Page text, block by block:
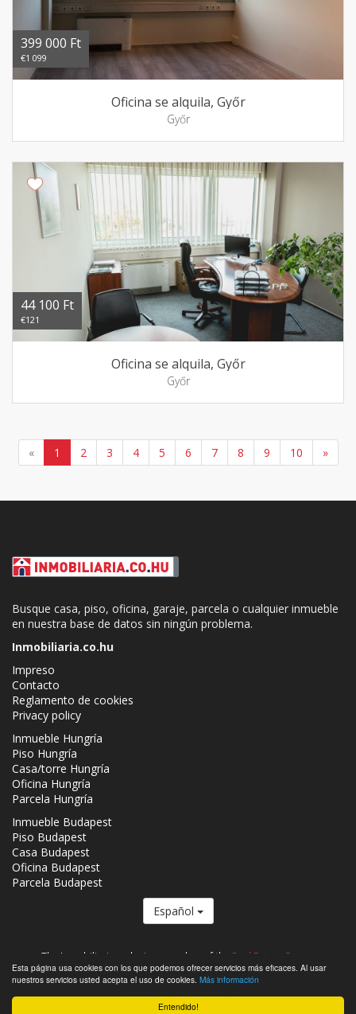
Entendido!
Esta página usa cookies con los que podemos ofrecer servicios más eficaces. Al usar
nuestros servicios usted acepta el uso de cookies. Más información
399 000 Ft
€1 099
Oficina se alquila, Győr
Győr
44 100 Ft
€121
Oficina se alquila, Győr
Győr
« 1 2 3 4 5 6 7 8 9 10 »
Busque casa, piso, oficina, garaje, parcela o cualquier inmueble
en nuestra base de datos sin ningún problema.
Inmobiliaria.co.hu
Impreso
Contacto
Reglamento de cookies
Privacy policy
Inmueble Hungría
Piso Hungría
Casa/torre Hungría
Oficina Hungría
Parcela Hungría
Inmueble Budapest
Piso Budapest
Casa Budapest
Oficina Budapest
Parcela Budapest
Español
The Inmobiliaria.co.hu is a member of the Real Estate Group.
Inmuebles que se venden en Hungría - Inmobiliaria.co.hu © 2026 Todos
los derechos reservados